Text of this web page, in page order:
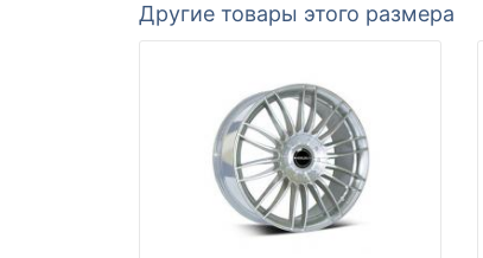
Другие товары этого размера